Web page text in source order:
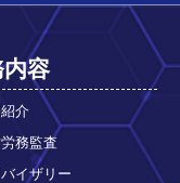
容
介
務監査
イザリー